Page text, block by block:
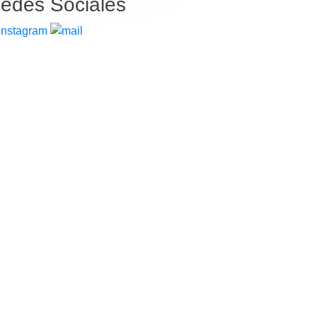
Sociales